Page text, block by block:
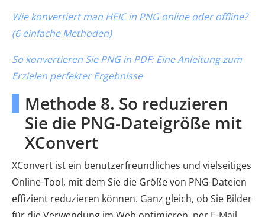
Wie konvertiert man HEIC in PNG online oder offline?
(6 einfache Methoden)
So konvertieren Sie PNG in PDF: Eine Anleitung zum
Erzielen perfekter Ergebnisse
Methode 8. So reduzieren
Sie die PNG-Dateigröße mit
XConvert
XConvert ist ein benutzerfreundliches und vielseitiges
Online-Tool, mit dem Sie die Größe von PNG-Dateien
effizient reduzieren können. Ganz gleich, ob Sie Bilder